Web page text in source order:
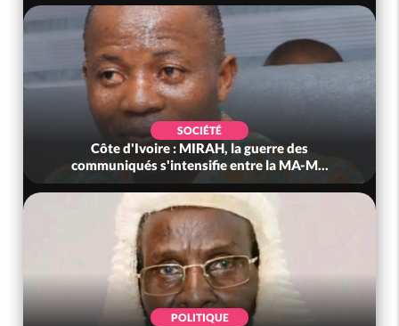
SOCIÉTÉ
Côte d'Ivoire : MIRAH, la guerre des
communiqués s'intensifie entre la MA-M...
POLITIQUE